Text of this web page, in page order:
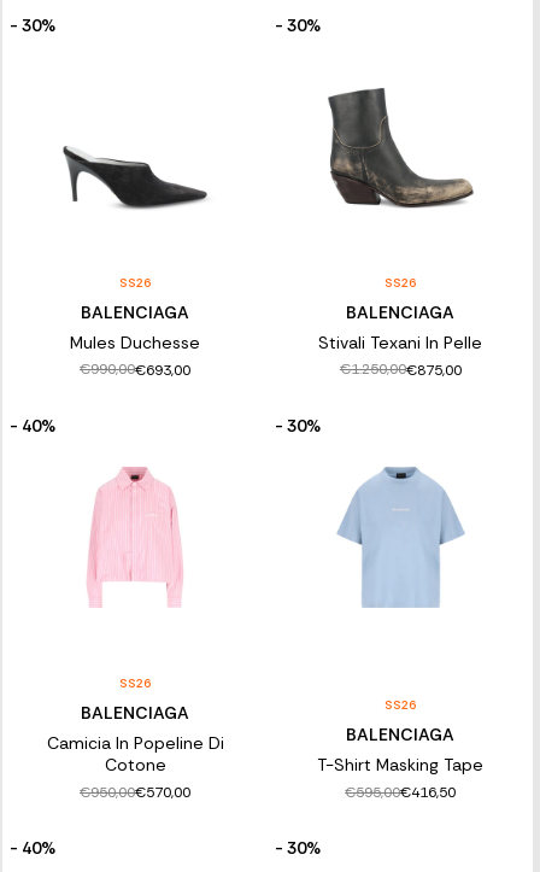
- 30%
SS26
BALENCIAGA
Mules Duchesse
€990,00€693,00
- 30%
SS26
BALENCIAGA
Stivali Texani In Pelle
€1.250,00€875,00
- 40%
SS26
BALENCIAGA
Camicia In Popeline Di
Cotone
€950,00€570,00
- 30%
SS26
BALENCIAGA
T-Shirt Masking Tape
€595,00€416,50
- 40% - 30%